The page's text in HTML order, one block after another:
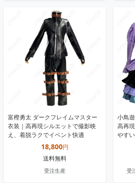
富樫勇太 ダークフレイムマスター
衣装｜高再現シルエットで撮影映
え、着脱ラクでイベント快適
18,800円
送料無料
受注生産
小鳥
高再
やすい
受